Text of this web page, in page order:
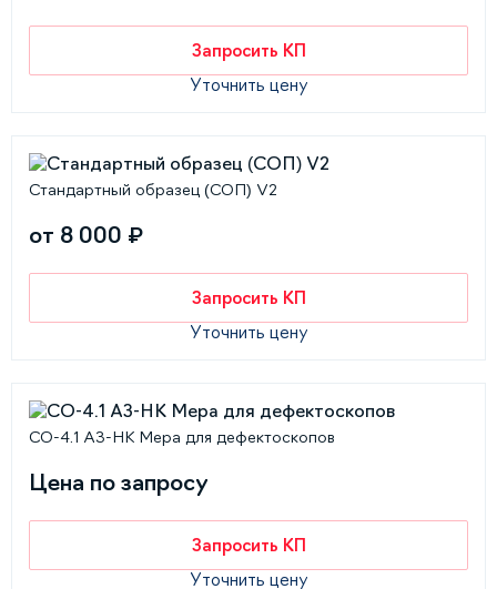
Запросить КП
Уточнить цену
Стандартный образец (СОП) V2
от 8 000 ₽
Запросить КП
Уточнить цену
СО-4.1 АЗ-НК Мера для дефектоскопов
Цена по запросу
Запросить КП
Уточнить цену